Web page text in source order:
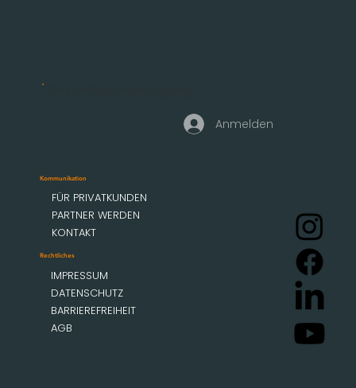
Kommunikation
FÜR PRIVATKUNDEN
PARTNER WERDEN
KONTAKT
Rechtliches
IMPRESSUM
DATENSCHUTZ
BARRIEREFREIHEIT
AGB
Anmelden